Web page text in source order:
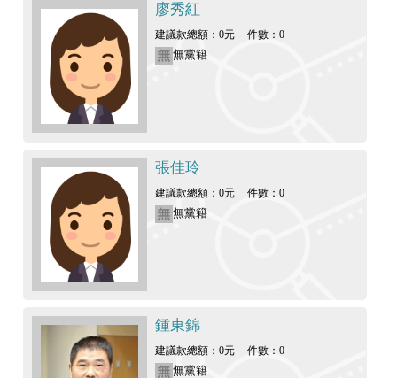
廖秀紅
建議款總額：0元 件數：0
無黨籍
張佳玲
建議款總額：0元 件數：0
無黨籍
鍾東錦
建議款總額：0元 件數：0
無黨籍